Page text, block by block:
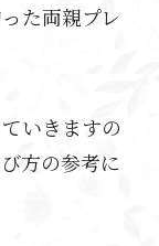
た両親プレ
いきますの
方の参考に